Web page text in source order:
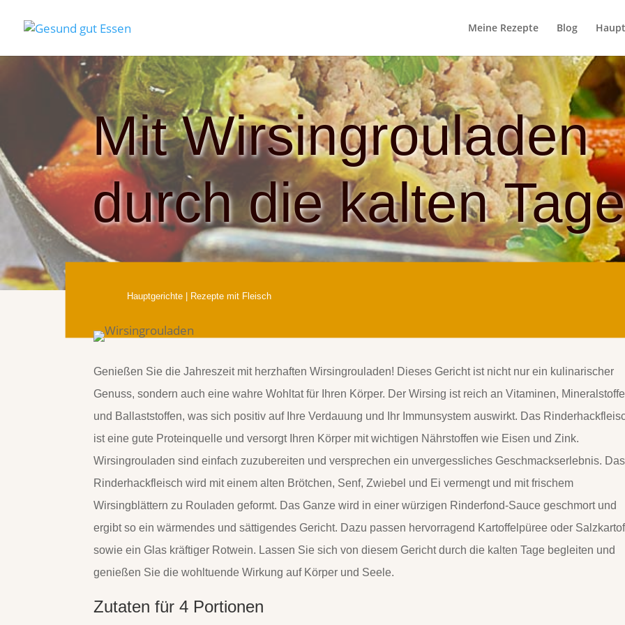
Meine Rezepte Blog
Mit Wirsingrouladen
durch die kalten Tage
Hauptgerichte| Rezepte mit Fleisch
Genießen Sie die Jahreszeit mit herzhaften Wirsingrouladen! Dieses Gericht ist nicht nur ein kulinarischer
Genuss, sondern auch eine wahre Wohltat für Ihren Körper. Der Wirsing ist reich an Vitaminen,
und Ballaststoffen, was sich positiv auf Ihre Verdauung und Ihr Immunsystem auswirkt. Das
ist eine gute Proteinquelle und versorgt Ihren Körper mit wichtigen Nährstoffen wie Eisen und Zink.
Wirsingrouladen sind einfach zuzubereiten und versprechen ein unvergessliches Geschmackserlebnis. Das
Rinderhackfleisch wird mit einem alten Brötchen, Senf, Zwiebel und Ei vermengt und mit frischem
Wirsingblättern zu Rouladen geformt. Das Ganze wird in einer würzigen Rinderfond-Sauce geschmort und
ergibt so ein wärmendes und sättigendes Gericht. Dazu passen hervorragend Kartoffelpüree oder
sowie ein Glas kräftiger Rotwein. Lassen Sie sich von diesem Gericht durch die kalten Tage begleiten und
genießen Sie die wohltuende Wirkung auf Körper und Seele.
Zutaten für 4 Portionen